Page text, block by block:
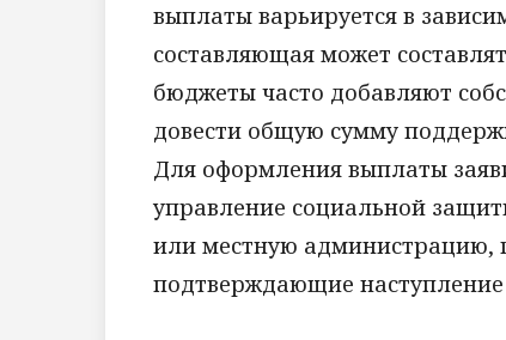
выплаты варьируется в
составляющая может
бюджеты часто добавляют
довести общую сумму
Для оформления выплаты
управление социальной
или местную администрацию,
подтверждающие наступление